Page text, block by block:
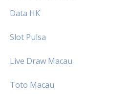
Data HK
Slot Pulsa
Live Draw Macau
Toto Macau